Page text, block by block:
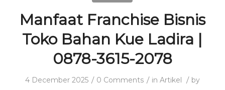
Manfaat Franchise Bisnis
Toko Bahan Kue Ladira |
0878-3615-2078
4 December 2025 / 0 Comments / in Artikel / by